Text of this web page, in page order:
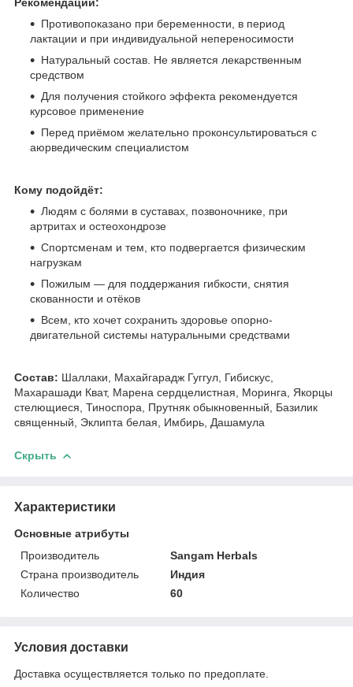
Противопоказано при беременности, в период
лактации и при индивидуальной непереносимости
Натуральный состав. Не является лекарственным
средством
Для получения стойкого эффекта рекомендуется
курсовое применение
Перед приёмом желательно проконсультироваться с
аюрведическим специалистом
Кому подойдёт:
Людям с болями в суставах, позвоночнике, при
артритах и остеохондрозе
Спортсменам и тем, кто подвергается физическим
нагрузкам
Пожилым — для поддержания гибкости, снятия
скованности и отёков
Всем, кто хочет сохранить здоровье опорно-
двигательной системы натуральными средствами
Состав: Шаллаки, Махайгарадж Гуггул, Гибискус,
Махарашади Кват, Марена сердцелистная, Моринга, Якорцы
стелющиеся, Тиноспора, Прутняк обыкновенный, Базилик
священный, Эклипта белая, Имбирь, Дашамула
Скрыть
Характеристики
Основные атрибуты
Производитель
Sangam Herbals
Страна производитель
Индия
Количество
60
Условия доставки
Доставка осуществляется только по предоплате.